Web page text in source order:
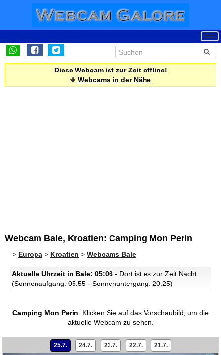
Diese Webcam ist zur Zeit offline!
Webcams in der Nähe
Webcam Bale, Kroatien: Camping Mon Perin
> Europa > Kroatien > Webcams Bale
Aktuelle Uhrzeit in Bale: 05:06 - Dort ist es zur Zeit Nacht
(Sonnenaufgang: 05:55 - Sonnenuntergang: 20:25)
Camping Mon Perin: Klicken Sie auf das Vorschaubild, um die
aktuelle Webcam zu sehen.
25.7. 24.7. 23.7. 22.7. 21.7.